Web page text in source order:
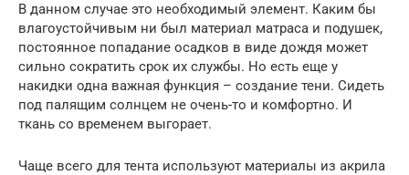
В данном случае это необходимый элемент. Каким бы
влагоустойчивым ни был материал матраса и подушек,
постоянное попадание осадков в виде дождя может
сильно сократить срок их службы. Но есть еще у
накидки одна важная функция – создание тени. Сидеть
под палящим солнцем не очень-то и комфортно. И
ткань со временем выгорает.
Чаще всего для тента используют материалы из акрила